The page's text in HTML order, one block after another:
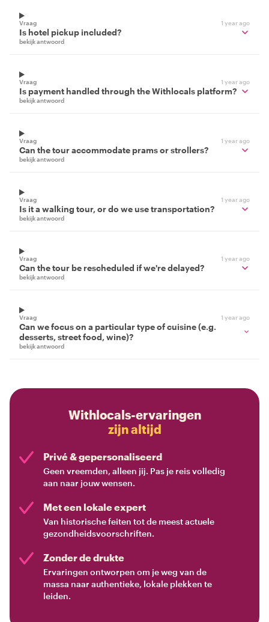
Vraag 1 year ago
Is hotel pickup included?
bekijk antwoord
Vraag 1 year ago
Is payment handled through the Withlocals platform?
bekijk antwoord
Vraag 1 year ago
Can the tour accommodate prams or strollers?
bekijk antwoord
Vraag 1 year ago
Is it a walking tour, or do we use transportation?
bekijk antwoord
Vraag 1 year ago
Can the tour be rescheduled if we're delayed?
bekijk antwoord
Vraag 1 year ago
Can we focus on a particular type of cuisine (e.g.
desserts, street food, wine)?
bekijk antwoord
Withlocals-ervaringen
zijn altijd
Privé & gepersonaliseerd
Geen vreemden, alleen jij. Pas je reis volledig
aan naar jouw wensen.
Met een lokale expert
Van historische feiten tot de meest actuele
gezondheidsvoorschriften.
Zonder de drukte
Ervaringen ontworpen om je weg van de
massa naar authentieke, lokale plekken te
leiden.